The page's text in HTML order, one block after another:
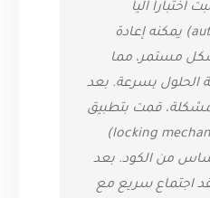
اختباراً آلياً
(automated test) يمكنه إعادة
مستمر، مما
الحلول بسرعة. بعد
قمت بتطبيق
آلية قفل (locking mechanism)
من الكود. بعد
اجتماع سريع مع